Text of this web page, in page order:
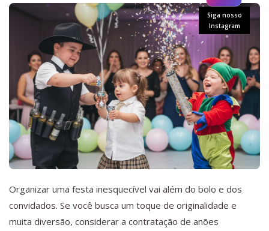
Siga nosso
Instagram
Organizar uma festa inesquecível vai além do bolo e dos
convidados. Se você busca um toque de originalidade e
muita diversão, considerar a contratação de anões